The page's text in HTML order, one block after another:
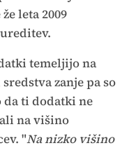
leta 2009
temeljijo na
zanje pa so
ti dodatki ne
na višino
"Na nizko višino